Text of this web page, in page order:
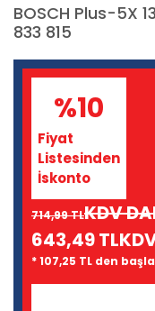
BOSCH Plus-5X
833 815
%10
Fiyat
Listesinden
İskonto
714,99 TLKDV
643,49 TL
* 107,25 TL den